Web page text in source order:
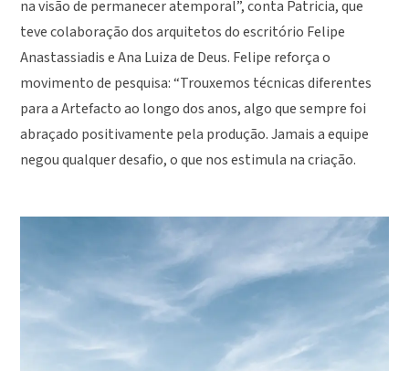
na visão de permanecer atemporal”, conta Patricia, que
teve colaboração dos arquitetos do escritório Felipe
Anastassiadis e Ana Luiza de Deus. Felipe reforça o
movimento de pesquisa: “Trouxemos técnicas diferentes
para a Artefacto ao longo dos anos, algo que sempre foi
abraçado positivamente pela produção. Jamais a equipe
negou qualquer desafio, o que nos estimula na criação.